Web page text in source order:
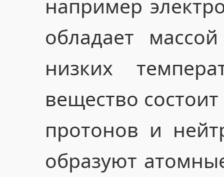
например
обладает
низких
вещество
протонов и
образуют